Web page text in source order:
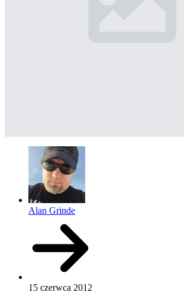
Alan Grinde
15 czerwca 2012